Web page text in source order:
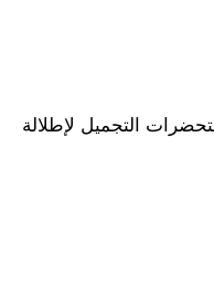
التجميل لإطلالة